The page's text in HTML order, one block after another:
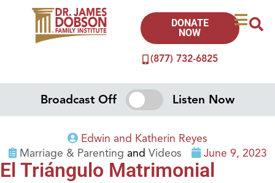
(877) 732-6825
DONATE
NOW
Broadcast Off Listen Now
Edwin and Katherin Reyes
Marriage & Parenting and Videos June 9, 2023
El Triángulo Matrimonial